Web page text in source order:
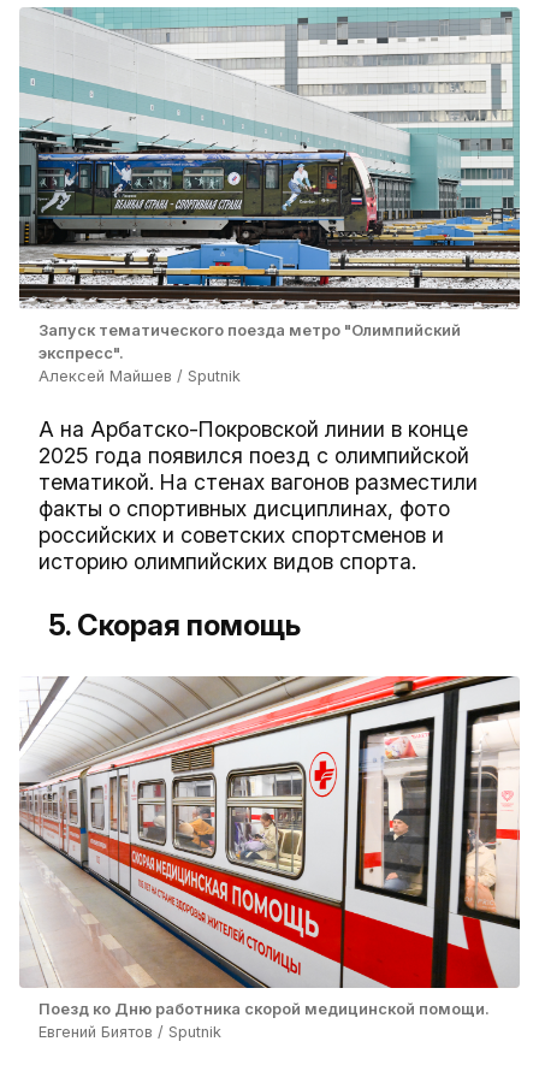
Запуск тематического поезда метро "Олимпийский
экспресс".
Алексей Майшев / Sputnik
А на Арбатско-Покровской линии в конце
2025 года появился поезд с олимпийской
тематикой. На стенах вагонов разместили
факты о спортивных дисциплинах, фото
российских и советских спортсменов и
историю олимпийских видов спорта.
5. Скорая помощь
Поезд ко Дню работника скорой медицинской помощи.
Евгений Биятов / Sputnik